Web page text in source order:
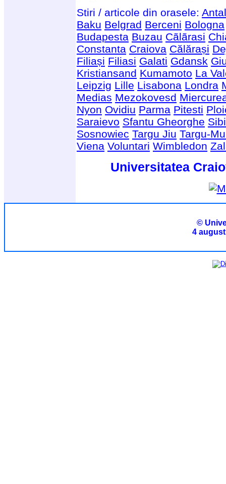
Stiri / articole din orasele:
Baku Belgrad Berceni Bologna
Budapesta Buzau Cãlãrasi
Constanta Craiova Călărași
Filiași Filiasi Galati Gdansk
Kristiansand Kumamoto La
Leipzig Lille Lisabona Londra
Medias Mezokovesd
Nyon Ovidiu Parma Pitesti
Saraievo Sfantu Gheorghe
Sosnowiec Targu Jiu Targu-
Viena Voluntari Wimbledon
Universitatea
©
4